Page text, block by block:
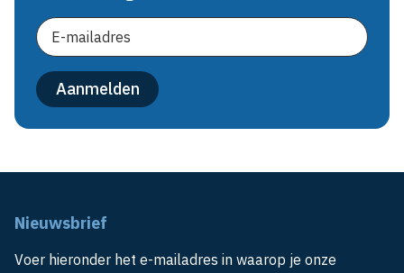
Nieuwsbrief
Voer hieronder het e-mailadres in waarop je onze